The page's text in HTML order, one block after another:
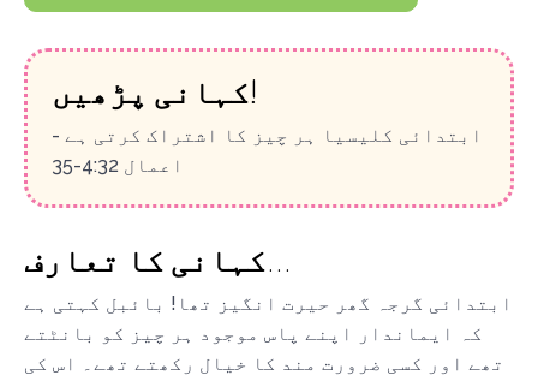
کہانی پڑھیں!
ابتدائی کلیسیا ہر چیز کا اشتراک کرتی ہے -
اعمال 4:32-35
کہانی کا تعارف...
ابتدائی گرجہ گھر حیرت انگیز تھا! بائبل کہتی ہے
کہ ایماندار اپنے پاس موجود ہر چیز کو بانٹتے
تھے اور کسی ضرورت مند کا خیال رکھتے تھے۔ اس کی